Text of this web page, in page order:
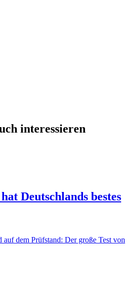
interessieren
Deutschlands bestes
dem Prüfstand: Der große Test von